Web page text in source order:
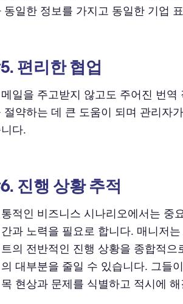
동일한 정보를 가지고 동일한 기업
편리한 협업
일을 주고받지 않고도 주어진 번
절약하는 데 큰 도움이 되며 관리자
다.
진행 상황 추적
적인 비즈니스 시나리오에서는 중
과 노력을 필요로 합니다. 매니저
의 전반적인 진행 상황을 종합적
대부분을 줄일 수 있습니다. 그들
목 현상과 문제를 식별하고 적시에